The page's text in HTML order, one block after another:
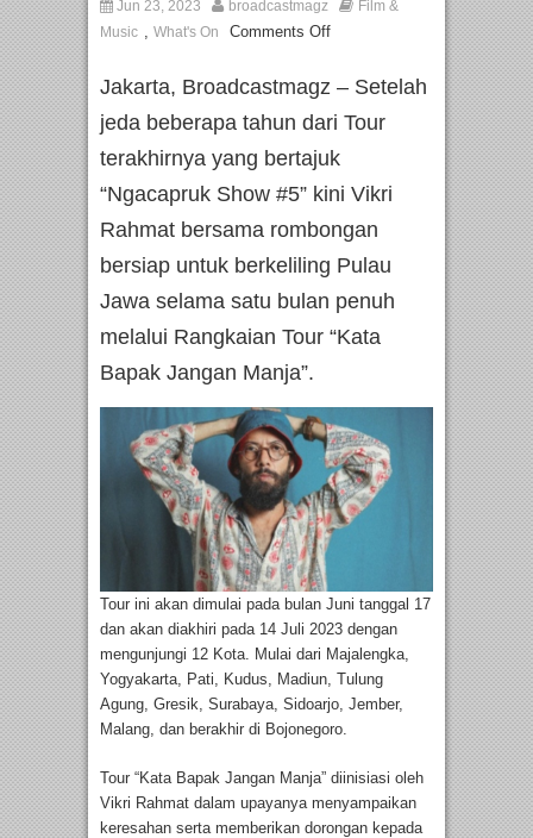
Jun 23, 2023 broadcastmagz
Film &
Music , What's On Comments Off
Jakarta, Broadcastmagz – Setelah
jeda beberapa tahun dari Tour
terakhirnya yang bertajuk
“Ngacapruk Show #5” kini Vikri
Rahmat bersama rombongan
bersiap untuk berkeliling Pulau
Jawa selama satu bulan penuh
melalui Rangkaian Tour “Kata
Bapak Jangan Manja”.
Tour ini akan dimulai pada bulan Juni tanggal 17
dan akan diakhiri pada 14 Juli 2023 dengan
mengunjungi 12 Kota. Mulai dari Majalengka,
Yogyakarta, Pati, Kudus, Madiun, Tulung
Agung, Gresik, Surabaya, Sidoarjo, Jember,
Malang, dan berakhir di Bojonegoro.
Tour “Kata Bapak Jangan Manja” diinisiasi oleh
Vikri Rahmat dalam upayanya menyampaikan
keresahan serta memberikan dorongan kepada